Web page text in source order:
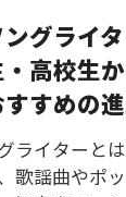
グライ
高校生
すめの
ライターと
歌謡曲やポ